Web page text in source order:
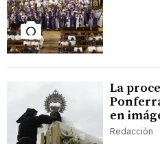
La
en
Redacción